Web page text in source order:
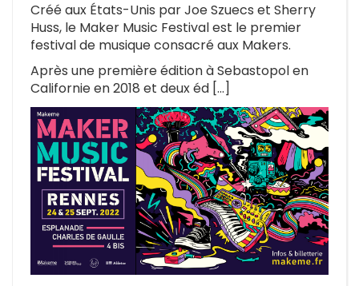
Créé aux États-Unis par Joe Szuecs et Sherry
Huss, le Maker Music Festival est le premier
festival de musique consacré aux Makers.
Après une première édition à Sebastopol en
Californie en 2018 et deux éd […]